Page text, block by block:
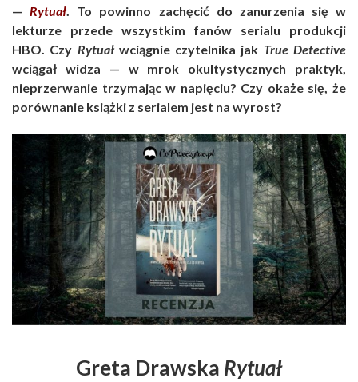
—Rytuał. To powinno zachęcić do zanurzenia się w
lekturze przede wszystkim fanów serialu produkcji
HBO. Czy Rytuałwciągnie czytelnika jak True Detective
wciągał widza — w mrok okultystycznych praktyk,
nieprzerwanie trzymając w napięciu? Czy okaże się, że
porównanie książki z serialem jest na wyrost?
Greta Drawska Rytuał